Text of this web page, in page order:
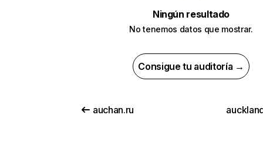
Ningún resultado
No tenemos datos que mostrar.
Consigue tu auditoría →
auchan.ru